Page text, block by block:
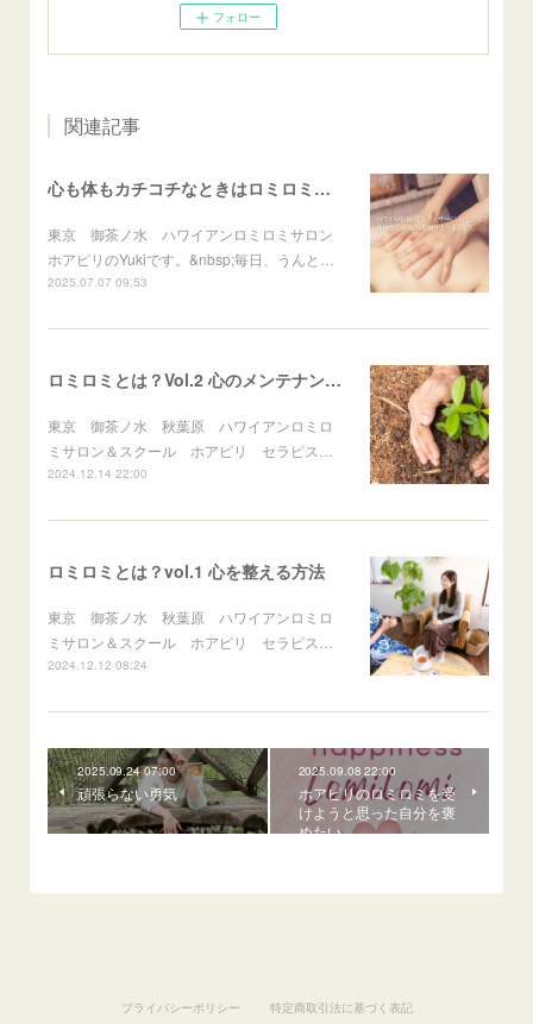
フォロー
関連記事
心も体もカチコチなときはロミロミを思い出して♪
東京 御茶ノ水 ハワイアンロミロミサロン
ホアピリのYukiです。&nbsp;毎日、うんと…
2025.07.07 09:53
ロミロミとは？Vol.2 心のメンテナンスタイム
東京 御茶ノ水 秋葉原 ハワイアンロミロ
ミサロン＆スクール ホアピリ セラピス…
2024.12.14 22:00
ロミロミとは？vol.1 心を整える方法
東京 御茶ノ水 秋葉原 ハワイアンロミロ
ミサロン＆スクール ホアピリ セラピス…
2024.12.12 08:24
2025.09.24 07:00
頑張らない勇気
2025.09.08 22:00
ホアピリのロミロミを受
けようと思った自分を褒
めたい
プライバシーポリシー 特定商取引法に基づく表記